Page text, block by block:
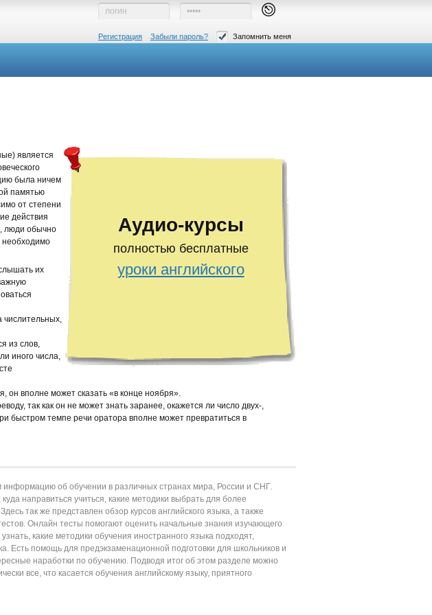
Регистрация Забыли пароль? Запомнить меня
Аудио-курсы
полностью бесплатные
уроки английского
является
была ничем
памятью
от степени
действия
люди обычно
необходимо
их
числительных,
из слов,
иного числа,
он вполне может сказать «в конце ноября».
так как он не может знать заранее, окажется ли число двух-,
быстром темпе речи оратора вполне может превратиться в
об обучении в различных странах мира, России и СНГ.
направиться учиться, какие методики выбрать для более
так же представлен обзор курсов английского языка, а также
Онлайн тесты помогают оценить начальные знания изучающего
какие методики обучения иностранного языка подходят,
Есть помощь для предэкзаменационной подготовки для школьников и
наработки по обучению. Подводя итог об этом разделе можно
все, что касается обучения английскому языку, приятного